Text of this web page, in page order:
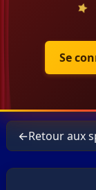
Se
←Retour aux
❮